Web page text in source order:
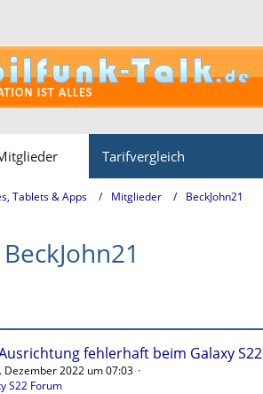
Tarifvergleich
Tablets & Apps Mitglieder BeckJohn21
fehlerhaft beim Galaxy S22
Dezember 2022 um 07:03
S22 Forum